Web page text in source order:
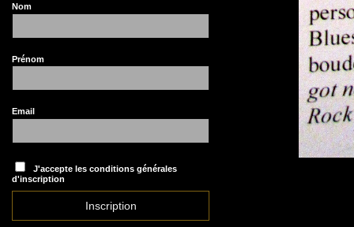
Nom
Prénom
Email
J'accepte les conditions générales
d'inscription